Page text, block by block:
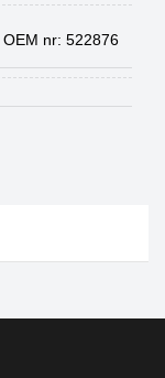
OEM nr: 522876